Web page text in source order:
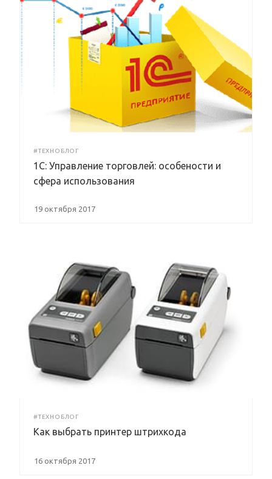
#ТЕХНОБЛОГ
1С: Управление торговлей: особености и
сфера использования
19 октября 2017
#ТЕХНОБЛОГ
Как выбрать принтер штрихкода
16 октября 2017